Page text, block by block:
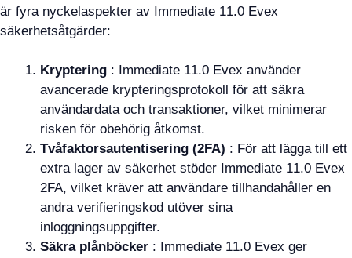
är fyra nyckelaspekter av Immediate 11.0 Evex
säkerhetsåtgärder:
Kryptering : Immediate 11.0 Evex använder
avancerade krypteringsprotokoll för att säkra
användardata och transaktioner, vilket minimerar
risken för obehörig åtkomst.
Tvåfaktorsautentisering (2FA) : För att lägga till ett
extra lager av säkerhet stöder Immediate 11.0 Evex
2FA, vilket kräver att användare tillhandahåller en
andra verifieringskod utöver sina
inloggningsuppgifter.
Säkra plånböcker : Immediate 11.0 Evex ger